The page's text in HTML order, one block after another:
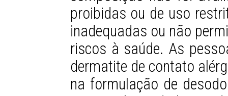
proibidas ou de uso
inadequadas ou não
riscos à saúde. As
dermatite de contato
na formulação de